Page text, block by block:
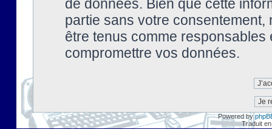
de données. Bien que cette
partie sans votre
être tenus comme
compromettre vos données.
Powered by
Traduit